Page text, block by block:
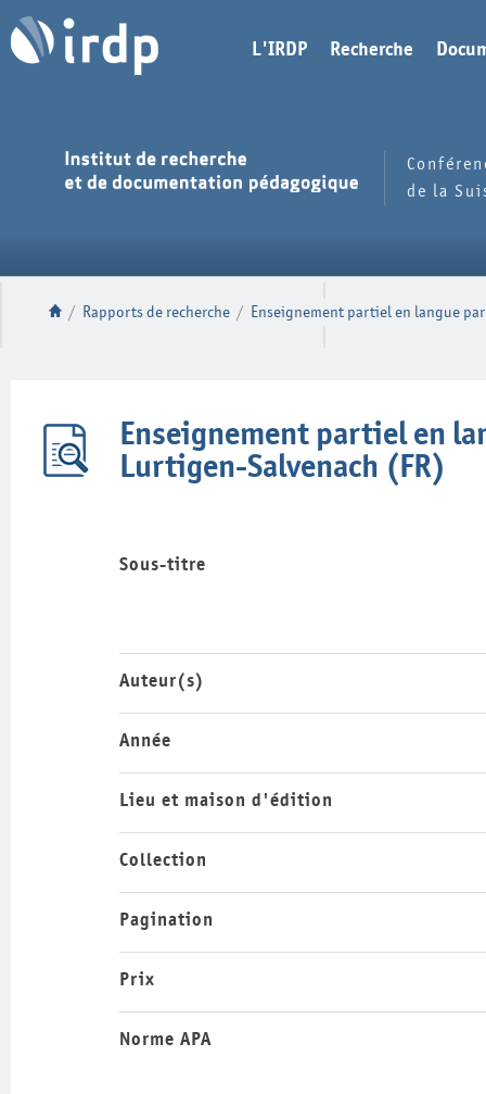
L'IRDP Recherche
de la
/ Rapports de recherche / Enseignement partiel en langue
Enseignement partiel en
Lurtigen-Salvenach (FR)
Sous-titre
Auteur(s)
Année
Lieu et maison d'édition
Collection
Pagination
Prix
Norme APA